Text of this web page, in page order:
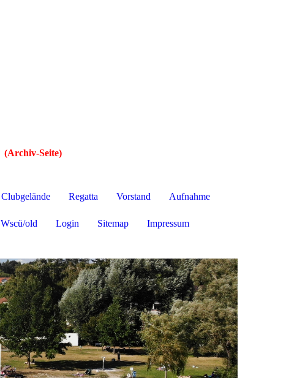
(Archiv-Seite)
Clubgelände Regatta Vorstand Aufnahme
Wscü/old Login Sitemap Impressum